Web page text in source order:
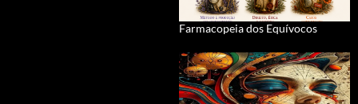
Farmacopeia dos Equívocos